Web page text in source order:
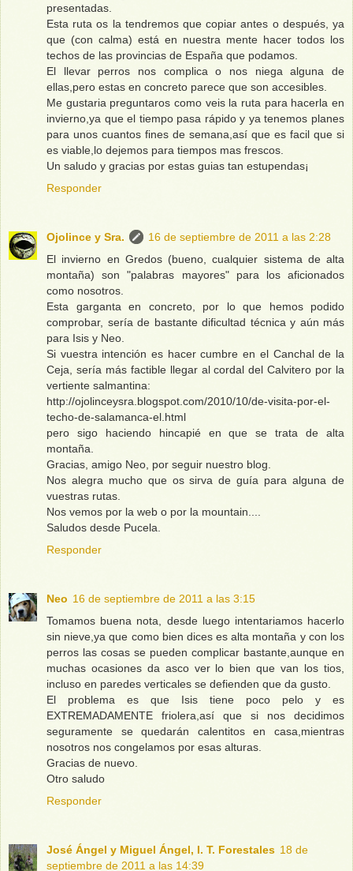
presentadas.
Esta ruta os la tendremos que copiar antes o después, ya
que (con calma) está en nuestra mente hacer todos los
techos de las provincias de España que podamos.
El llevar perros nos complica o nos niega alguna de
ellas,pero estas en concreto parece que son accesibles.
Me gustaria preguntaros como veis la ruta para hacerla en
invierno,ya que el tiempo pasa rápido y ya tenemos planes
para unos cuantos fines de semana,así que es facil que si
es viable,lo dejemos para tiempos mas frescos.
Un saludo y gracias por estas guias tan estupendas¡
Responder
Ojolince y Sra.
16 de septiembre de 2011 a las 2:28
El invierno en Gredos (bueno, cualquier sistema de alta
montaña) son "palabras mayores" para los aficionados
como nosotros.
Esta garganta en concreto, por lo que hemos podido
comprobar, sería de bastante dificultad técnica y aún más
para Isis y Neo.
Si vuestra intención es hacer cumbre en el Canchal de la
Ceja, sería más factible llegar al cordal del Calvitero por la
vertiente salmantina:
http://ojolinceysra.blogspot.com/2010/10/de-visita-por-el-
techo-de-salamanca-el.html
pero sigo haciendo hincapié en que se trata de alta
montaña.
Gracias, amigo Neo, por seguir nuestro blog.
Nos alegra mucho que os sirva de guía para alguna de
vuestras rutas.
Nos vemos por la web o por la mountain....
Saludos desde Pucela.
Responder
Neo 16 de septiembre de 2011 a las 3:15
Tomamos buena nota, desde luego intentariamos hacerlo
sin nieve,ya que como bien dices es alta montaña y con los
perros las cosas se pueden complicar bastante,aunque en
muchas ocasiones da asco ver lo bien que van los tios,
incluso en paredes verticales se defienden que da gusto.
El problema es que Isis tiene poco pelo y es
EXTREMADAMENTE friolera,así que si nos decidimos
seguramente se quedarán calentitos en casa,mientras
nosotros nos congelamos por esas alturas.
Gracias de nuevo.
Otro saludo
Responder
José Ángel y Miguel Ángel, I. T. Forestales 18 de
septiembre de 2011 a las 14:39